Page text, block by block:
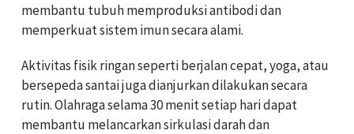
membantu tubuh memproduksi antibodi dan
memperkuat sistem imun secara alami.
Aktivitas fisik ringan seperti berjalan cepat, yoga, atau
bersepeda santai juga dianjurkan dilakukan secara
rutin. Olahraga selama 30 menit setiap hari dapat
membantu melancarkan sirkulasi darah dan